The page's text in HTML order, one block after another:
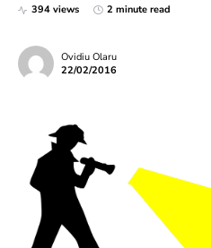
394 views 2 minute read
Ovidiu Olaru
22/02/2016